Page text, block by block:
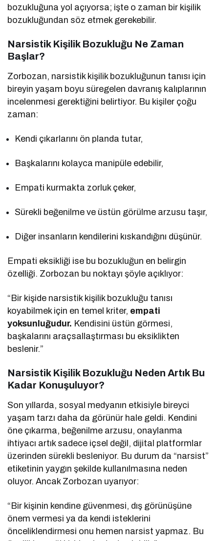
bozukluğuna yol açıyorsa; işte o zaman bir kişilik
bozukluğundan söz etmek gerekebilir.
Narsistik Kişilik Bozukluğu Ne Zaman
Başlar?
Zorbozan, narsistik kişilik bozukluğunun tanısı için
bireyin yaşam boyu süregelen davranış kalıplarının
incelenmesi gerektiğini belirtiyor. Bu kişiler çoğu
zaman:
Kendi çıkarlarını ön planda tutar,
Başkalarını kolayca manipüle edebilir,
Empati kurmakta zorluk çeker,
Sürekli beğenilme ve üstün görülme arzusu taşır,
Diğer insanların kendilerini kıskandığını düşünür.
Empati eksikliği ise bu bozukluğun en belirgin
özelliği. Zorbozan bu noktayı şöyle açıklıyor:
“Bir kişide narsistik kişilik bozukluğu tanısı
koyabilmek için en temel kriter, empati
yoksunluğudur. Kendisini üstün görmesi,
başkalarını araçsallaştırması bu eksiklikten
beslenir.”
Narsistik Kişilik Bozukluğu Neden Artık Bu
Kadar Konuşuluyor?
Son yıllarda, sosyal medyanın etkisiyle bireyci
yaşam tarzı daha da görünür hale geldi. Kendini
öne çıkarma, beğenilme arzusu, onaylanma
ihtiyacı artık sadece içsel değil, dijital platformlar
üzerinden sürekli besleniyor. Bu durum da “narsist”
etiketinin yaygın şekilde kullanılmasına neden
oluyor. Ancak Zorbozan uyarıyor:
“Bir kişinin kendine güvenmesi, dış görünüşüne
önem vermesi ya da kendi isteklerini
önceliklendirmesi onu hemen narsist yapmaz. Bu